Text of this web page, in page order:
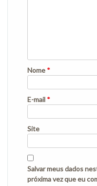
Nome *
E-mail *
Site
Salvar meus dados
próxima vez que eu